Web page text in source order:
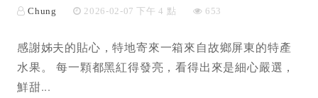
Chung 2026-02-07 下午 4 點 653
感謝姊夫的貼心，特地寄來一箱來自故鄉屏東的特產
水果。 每一顆都黑紅得發亮，看得出來是細心嚴選，
鮮甜...